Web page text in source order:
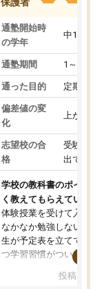
通塾開始時
の学年
中1
通塾期間 1～3ヵ月
通った目的 定期テス
偏差値の変
化
上がった
志望校の合
格
受験して
出ていな
学校の教科書のポイント
く教えてもらえている
体験授業を受けて入塾し
なかなか勉強しない息子
生が予定表を立ててくれ
つ学習習慣がついてきま
指導が無い日も予定表
投稿日：